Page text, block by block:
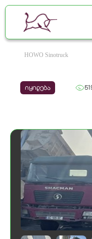
HOWO Sinotruck
იყიდება